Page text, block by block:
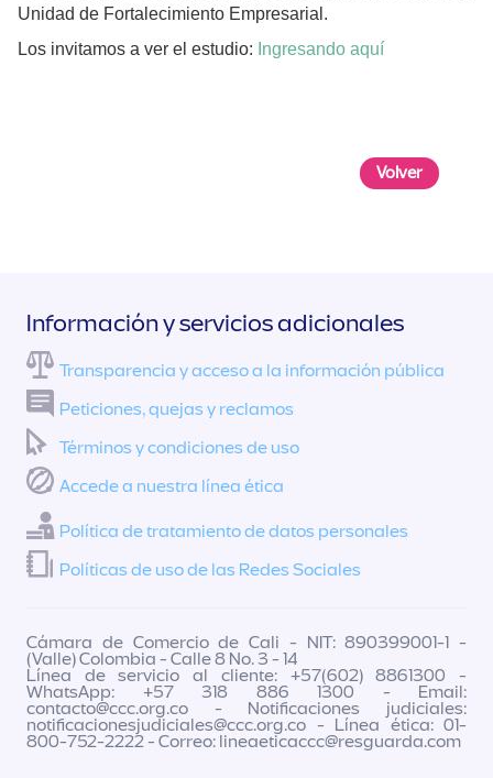
Unidad de Fortalecimiento Empresarial.
Los invitamos a ver el estudio: Ingresando aquí
Volver
Información y servicios adicionales
Transparencia y acceso a la información pública
Peticiones, quejas y reclamos
Términos y condiciones de uso
Accede a nuestra línea ética
Política de tratamiento de datos personales
Políticas de uso de las Redes Sociales
Cámara de Comercio de Cali - NIT: 890399001-1 -
(Valle) Colombia - Calle 8 No. 3 - 14
Línea de servicio al cliente: +57(602) 8861300 -
WhatsApp: +57 318 886 1300 - Email:
contacto@ccc.org.co - Notificaciones judiciales:
notificacionesjudiciales@ccc.org.co - Línea ética: 01-
800-752-2222 - Correo: lineaeticaccc@resguarda.com